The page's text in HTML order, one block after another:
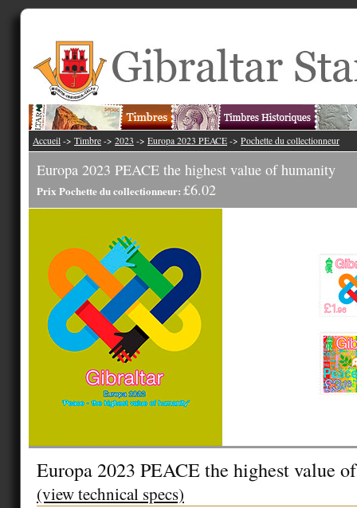
Accueil -> Timbre -> 2023 -> Europa 2023 PEACE -> Pochette du collectionneur
Europa 2023 PEACE the highest value of humanity
Prix Pochette du collectionneur: £6.02
Europa 2023 PEACE the highest value
(view technical specs)